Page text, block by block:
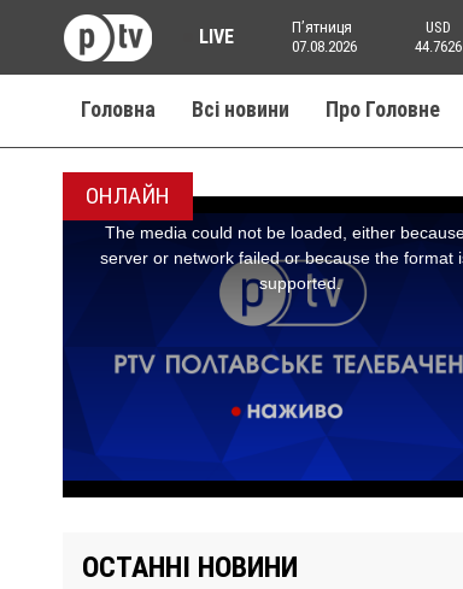
LIVE
Пʼятниця
07.08.2026
USD
44.7626
Головна Всі новини Про Головне
ОНЛАЙН
ОСТАННІ НОВИНИ